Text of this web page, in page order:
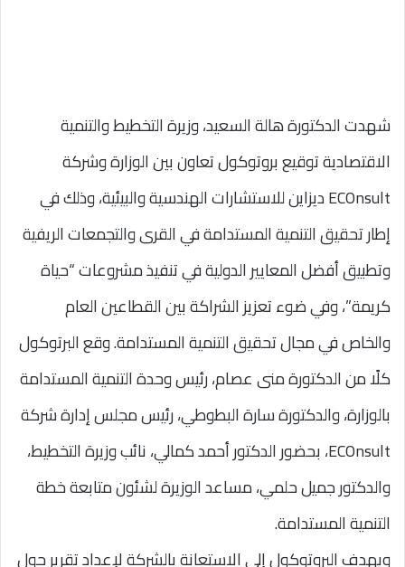
شهدت الدكتورة هالة السعيد، وزيرة التخطيط والتنمية
الاقتصادية توقيع بروتوكول تعاون بين الوزارة وشركة
ECOnsult ديزاين للاستشارات الهندسية والبيئية، وذلك في
إطار تحقيق التنمية المستدامة في القرى والتجمعات الريفية
وتطبيق أفضل المعايير الدولية في تنفيذ مشروعات “حياة
كريمة”، وفي ضوء تعزيز الشراكة بين القطاعين العام
والخاص في مجال تحقيق التنمية المستدامة. وقع البرتوكول
كلًا من الدكتورة منى عصام، رئيس وحدة التنمية المستدامة
بالوزارة، والدكتورة سارة البطوطي، رئيس مجلس إدارة شركة
ECOnsult، بحضور الدكتور أحمد كمالي، نائب وزيرة التخطيط،
والدكتور جميل حلمي، مساعد الوزيرة لشئون متابعة خطة
التنمية المستدامة.
ويهدف البروتوكول إلى الاستعانة بالشركة لإعداد تقرير حول